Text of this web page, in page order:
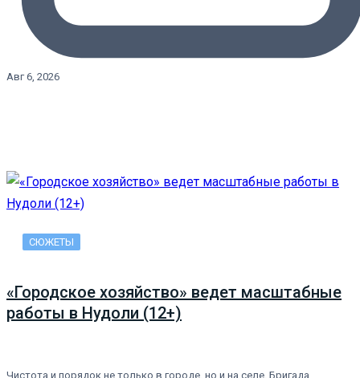
Авг 6, 2026
СЮЖЕТЫ
«Городское хозяйство» ведет масштабные
работы в Нудоли (12+)
Чистота и порядок не только в городе, но и на селе. Бригада